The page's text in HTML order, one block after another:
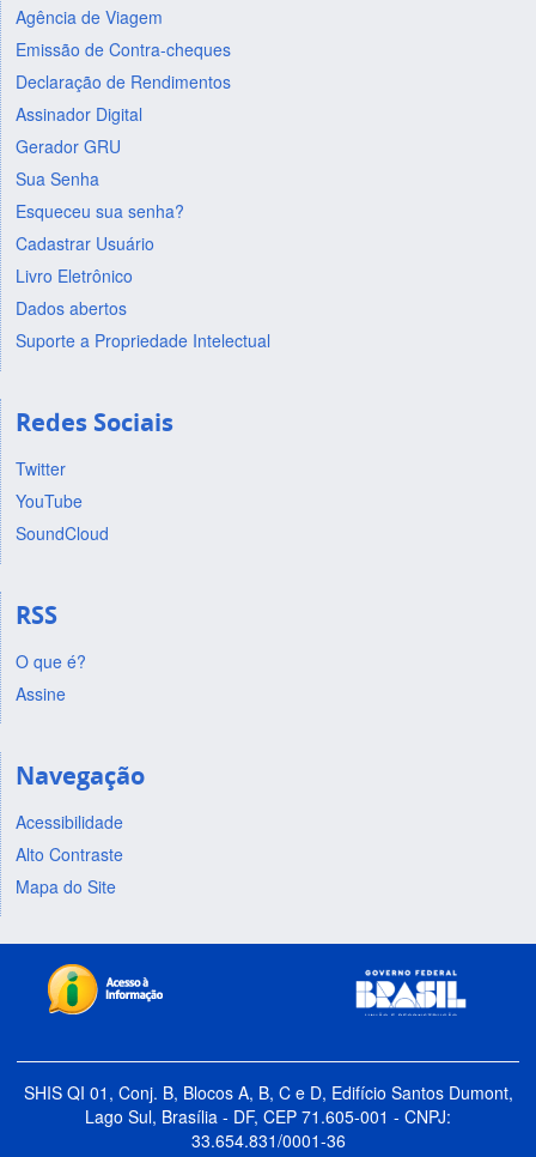
Agência de Viagem
Emissão de Contra-cheques
Declaração de Rendimentos
Assinador Digital
Gerador GRU
Sua Senha
Esqueceu sua senha?
Cadastrar Usuário
Livro Eletrônico
Dados abertos
Suporte a Propriedade Intelectual
Redes Sociais
Twitter
YouTube
SoundCloud
RSS
O que é?
Assine
Navegação
Acessibilidade
Alto Contraste
Mapa do Site
SHIS QI 01, Conj. B, Blocos A, B, C e D, Edifício Santos Dumont,
Lago Sul, Brasília - DF, CEP 71.605-001 - CNPJ:
33.654.831/0001-36